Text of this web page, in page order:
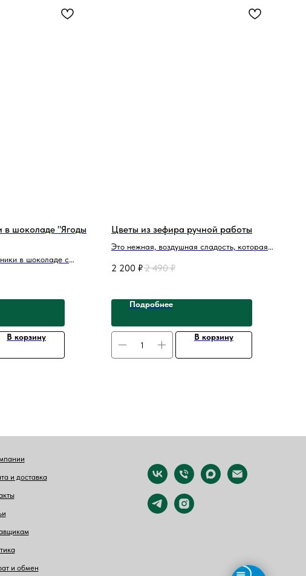
в шоколаде "Ягоды
в шоколаде с
Этот сладкий букет
на 14 февраля
на день
В корзину
Цветы из зефира ручной работы
Это нежная, воздушная сладость, которая
мягким, бархатистым облаком. Вкуснейший
обязательно произведет впечатление!
2 200 ₽2 490 ₽
Подробнее
В корзину
и доставка
и обмен